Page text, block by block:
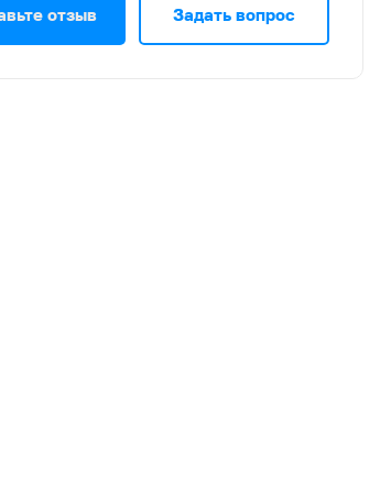
отзыв Задать вопрос